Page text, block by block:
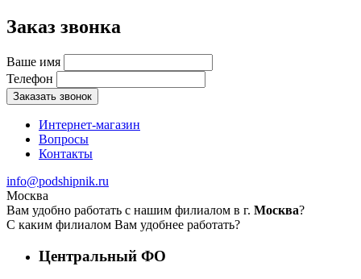
Заказ звонка
Ваше имя
Телефон
Заказать звонок
Интернет-магазин
Вопросы
Контакты
info@podshipnik.ru
Москва
Вам удобно работать с нашим филиалом в г. Москва?
С каким филиалом Вам удобнее работать?
Центральный ФО